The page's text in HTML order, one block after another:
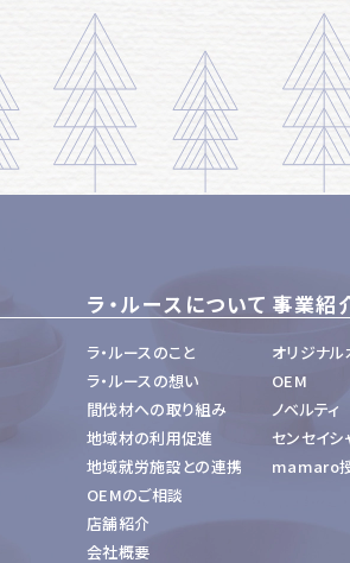
ラ・ルースについて
ラ・ルースのこと
ラ・ルースの想い
間伐材への取り組み
地域材の利用促進
地域就労施設との連携
OEMのご相談
店舗紹介
会社概要
事業紹
オリジナ
OEM
ノベルティ
センセイシ
mamaro